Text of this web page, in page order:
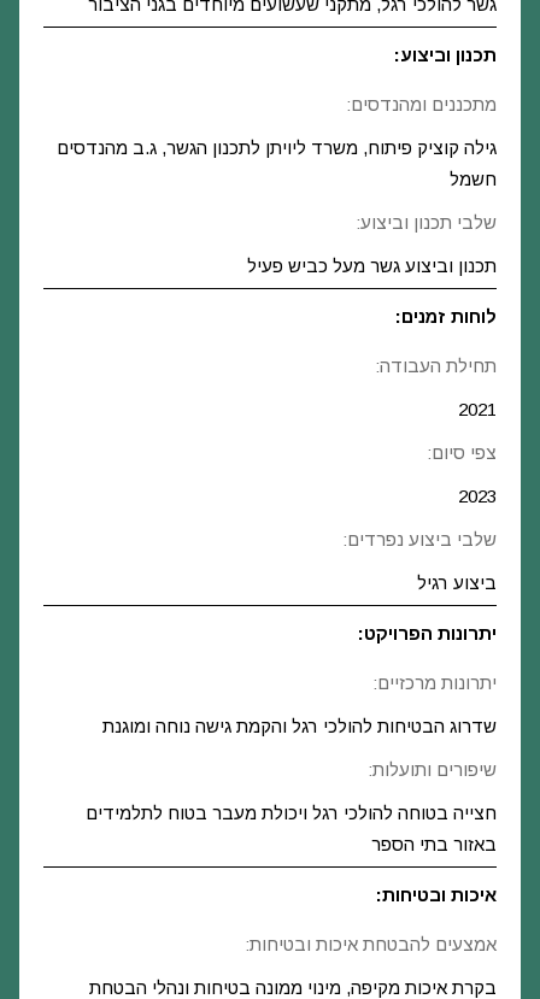
גשר להולכי רגל, מתקני שעשועים מיוחדים בגני הציבור
תכנון וביצוע:
מתכננים ומהנדסים:
גילה קוציק פיתוח, משרד ליויתן לתכנון הגשר, ג.ב מהנדסים
חשמל
שלבי תכנון וביצוע:
תכנון וביצוע גשר מעל כביש פעיל
לוחות זמנים:
תחילת העבודה:
2021
צפי סיום:
2023
שלבי ביצוע נפרדים:
ביצוע רגיל
יתרונות הפרויקט:
יתרונות מרכזיים:
שדרוג הבטיחות להולכי רגל והקמת גישה נוחה ומוגנת
שיפורים ותועלות:
חצייה בטוחה להולכי רגל ויכולת מעבר בטוח לתלמידים
באזור בתי הספר
איכות ובטיחות:
אמצעים להבטחת איכות ובטיחות:
בקרת איכות מקיפה, מינוי ממונה בטיחות ונהלי הבטחת